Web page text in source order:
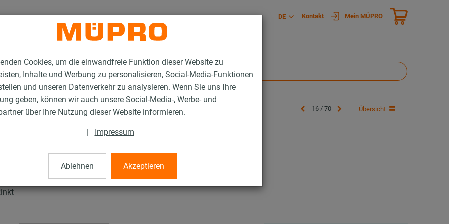
Cookies, um die einwandfreie Funktion dieser Website zu
Inhalte und Werbung zu personalisieren, Social-Media-Funktionen
und unseren Datenverkehr zu analysieren. Wenn Sie uns Ihre
geben, können wir auch unsere Social-Media-, Werbe- und
über Ihre Nutzung dieser Website informieren.
| Impressum
Ablehnen Akzeptieren
DE Kontakt Mein MÜPRO
für die Lüftungsbefestigung
16 / 70 Übersicht